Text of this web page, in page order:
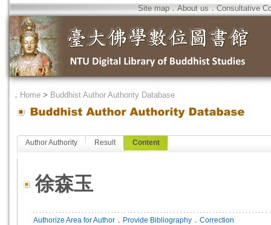
Site map．About us．Consultative
． Home > Buddhist Author Authority Database
Author Authority Result Content
徐森玉
Authorize Area for Author ． Provide Bibliography ． Correction